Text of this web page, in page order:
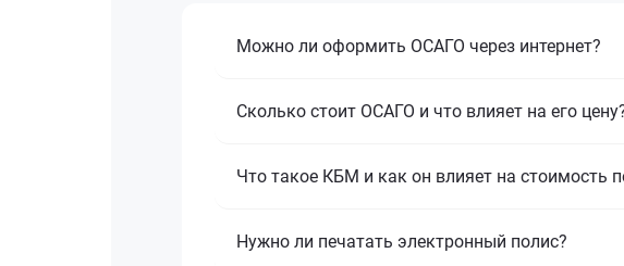
Можно ли оформить ОСАГО через интернет?
Сколько стоит ОСАГО и что влияет на его
Что такое КБМ и как он влияет на стоимость
Нужно ли печатать электронный полис?